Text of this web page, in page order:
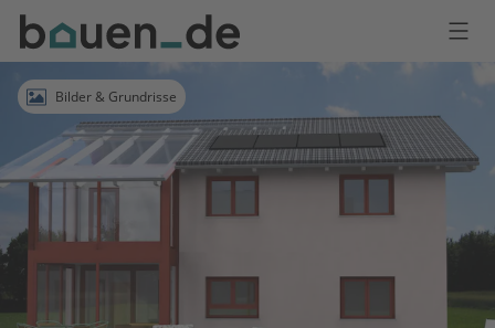
Bauen
Logo
AnmeldenBilder & Grundrisse